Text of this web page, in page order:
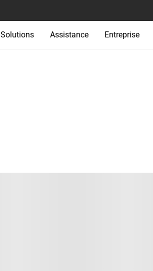
Solutions Assistance Entreprise